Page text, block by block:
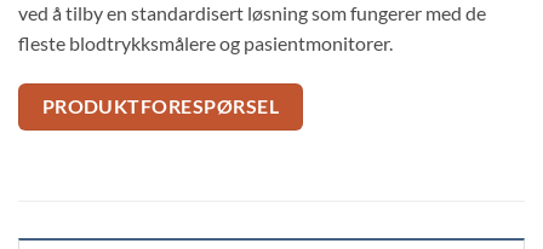
ved å tilby en standardisert løsning som fungerer med de
fleste blodtrykksmålere og pasientmonitorer.
PRODUKTFORESPØRSEL